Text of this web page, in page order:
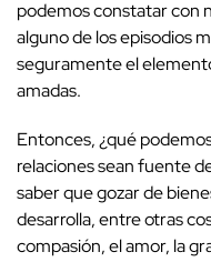
podemos constatar con
alguno de los episodios
seguramente el
amadas.
Entonces, ¿qué
relaciones sean fuente
saber que gozar de
desarrolla, entre otras
compasión, el amor, la